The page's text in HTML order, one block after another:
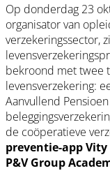
Op donderdag 23
organisator van
verzekeringssector,
bekroond met twee
levensverzekering:
Aanvullend
de coöperatieve
preventie-app Vity
P&V Group